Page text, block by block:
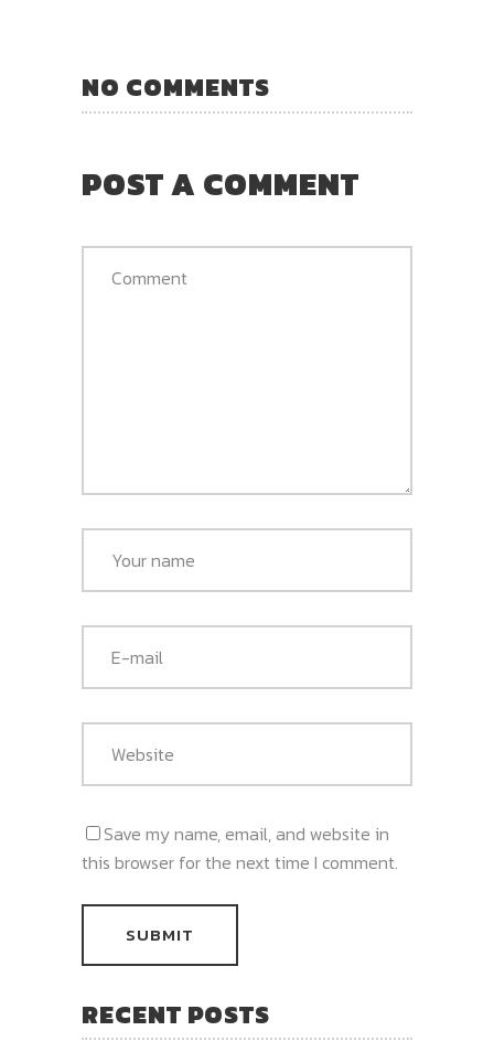
NO COMMENTS
POST A COMMENT
Save my name, email, and website in
this browser for the next time I comment.
RECENT POSTS